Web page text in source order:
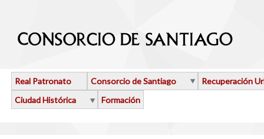
Real Patronato Consorcio de Santiago
Recuperación
Ciudad Histórica
Formación